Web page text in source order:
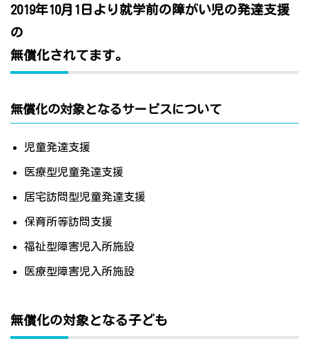
2019年10月1日より就学前の障がい児の発達支援
の
無償化されてます。
無償化の対象となるサービスについて
児童発達支援
医療型児童発達支援
居宅訪問型児童発達支援
保育所等訪問支援
福祉型障害児入所施設
医療型障害児入所施設
無償化の対象となる子ども